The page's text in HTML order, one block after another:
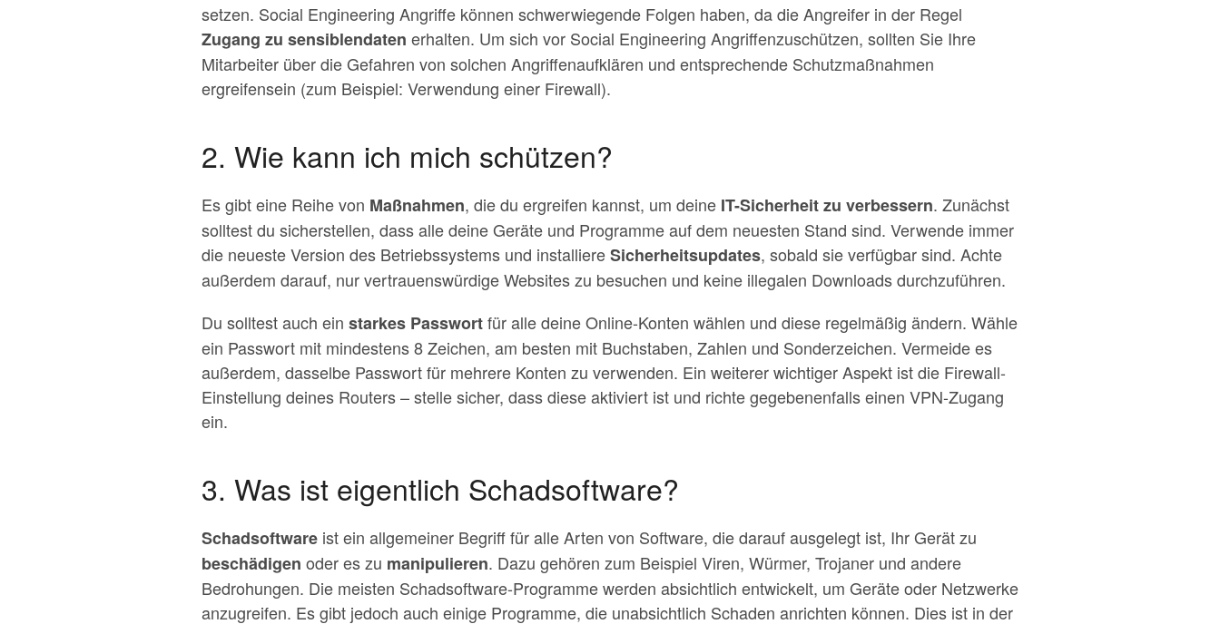
setzen. Social Engineering Angriffe können schwerwiegende Folgen haben, da die Angreifer in der Regel
Zugang zu sensiblendaten erhalten. Um sich vor Social Engineering Angriffenzuschützen, sollten Sie Ihre
Mitarbeiter über die Gefahren von solchen Angriffenaufklären und entsprechende Schutzmaßnahmen
ergreifensein (zum Beispiel: Verwendung einer Firewall).
2. Wie kann ich mich schützen?
Es gibt eine Reihe von Maßnahmen, die du ergreifen kannst, um deine IT-Sicherheit zu verbessern. Zunächst
solltest du sicherstellen, dass alle deine Geräte und Programme auf dem neuesten Stand sind. Verwende immer
die neueste Version des Betriebssystems und installiereSicherheitsupdates, sobald sie verfügbar sind. Achte
außerdem darauf, nur vertrauenswürdige Websites zu besuchen und keine illegalen Downloads durchzuführen.
Du solltest auch ein starkes Passwortfür alle deine Online-Konten wählen und diese regelmäßig ändern. Wähle
ein Passwort mit mindestens 8 Zeichen, am besten mit Buchstaben, Zahlen und Sonderzeichen. Vermeide es
außerdem, dasselbe Passwort für mehrere Konten zu verwenden. Ein weiterer wichtiger Aspekt ist die Firewall-
Einstellung deines Routers – stelle sicher, dass diese aktiviert ist und richte gegebenenfalls einen VPN-Zugang
ein.
3. Was ist eigentlich Schadsoftware?
Schadsoftware ist ein allgemeiner Begriff für alle Arten von Software, die darauf ausgelegt ist, Ihr Gerät zu
beschädigen oder es zu manipulieren. Dazu gehören zum Beispiel Viren, Würmer, Trojaner und andere
Bedrohungen. Die meisten Schadsoftware-Programme werden absichtlich entwickelt, um Geräte oder Netzwerke
anzugreifen. Es gibt jedoch auch einige Programme, die unabsichtlich Schaden anrichten können. Dies ist in der